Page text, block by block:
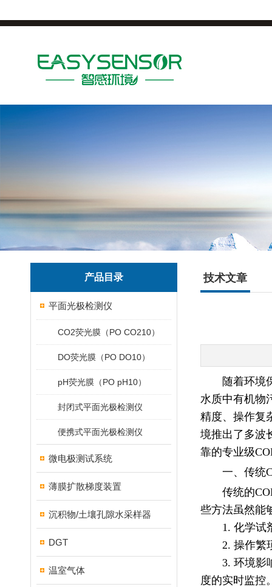
产品目录
平面光极检测仪
CO2荧光膜（PO CO210）
DO荧光膜（PO DO10）
pH荧光膜（PO pH10）
封闭式平面光极检测仪
便携式平面光极检测仪
微电极测试系统
薄膜扩散梯度装置
沉积物/土壤孔隙水采样器
DGT
温室气体
技术文章
随着环境
水质中有机物
精度、操作复
境推出了多波
靠的专业级
一、传统
传统的
些方法虽然能
1. 化学试
2. 操作繁
3. 环境影
度的实时监控